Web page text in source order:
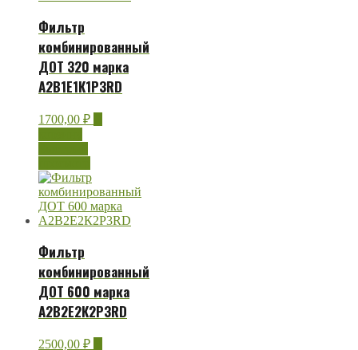
Фильтр
комбинированный
ДОТ 320 марка
A2B1E1К1Р3RD
1700,00 ₽
Фильтр
комбинированный
ДОТ 600 марка
А2В2Е2К2Р3RD
2500,00 ₽